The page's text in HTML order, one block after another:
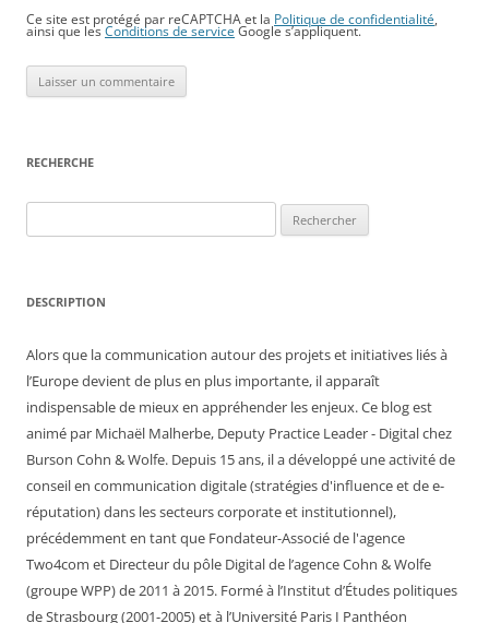
Ce site est protégé par reCAPTCHA et la Politique de confidentialité,
ainsi que lesConditions de service Google s’appliquent.
RECHERCHE
DESCRIPTION
Alors que la communication autour des projets et initiatives liés à
l’Europe devient de plus en plus importante, il apparaît
indispensable de mieux en appréhender les enjeux. Ce blog est
animé par Michaël Malherbe, Deputy Practice Leader - Digital chez
Burson Cohn & Wolfe. Depuis 15 ans, il a développé une activité de
conseil en communication digitale (stratégies d'influence et de e-
réputation) dans les secteurs corporate et institutionnel),
précédemment en tant que Fondateur-Associé de l'agence
Two4com et Directeur du pôle Digital de l’agence Cohn & Wolfe
(groupe WPP) de 2011 à 2015. Formé à l’Institut d’Études politiques
de Strasbourg (2001-2005) et à l’Université Paris I Panthéon